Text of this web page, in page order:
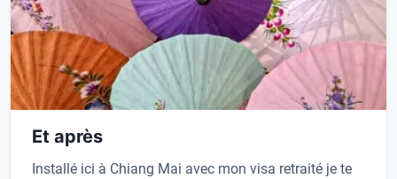
Et après
Installé ici à Chiang Mai avec mon visa retraité je te